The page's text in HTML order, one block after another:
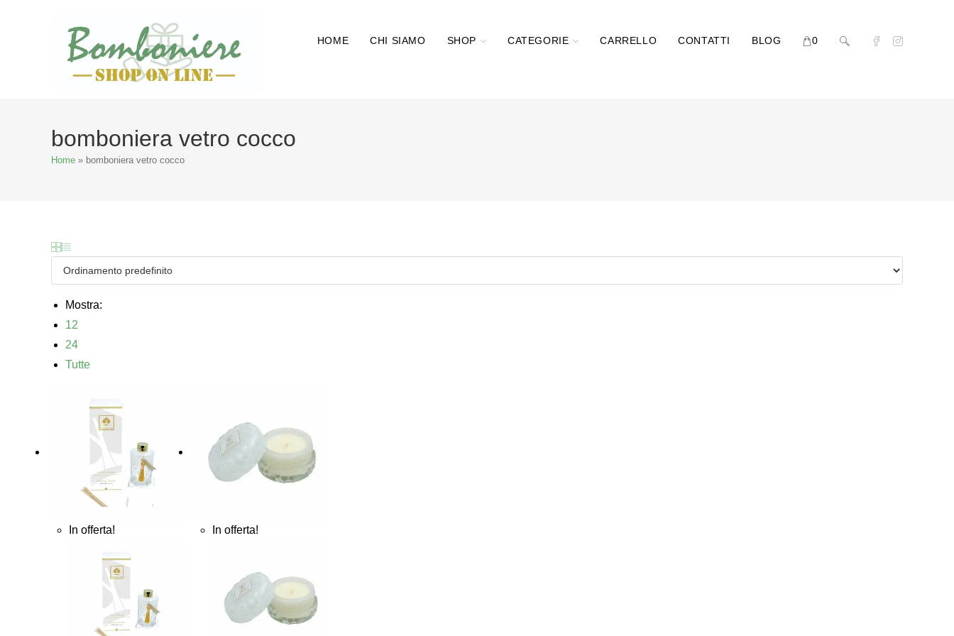
HOME CHI SIAMO SHOP CATEGORIE CARRELLO CONTATTI BLOG 0 Attiva/disattiva
bomboniera vetro cocco
Home » bomboniera vetro cocco
Mostra:
12
24
Tutte
In offerta! In offerta!